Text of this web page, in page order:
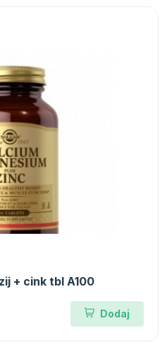
+ cink tbl A100
Dodaj